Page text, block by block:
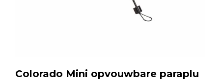
Colorado Mini opvouwbare paraplu